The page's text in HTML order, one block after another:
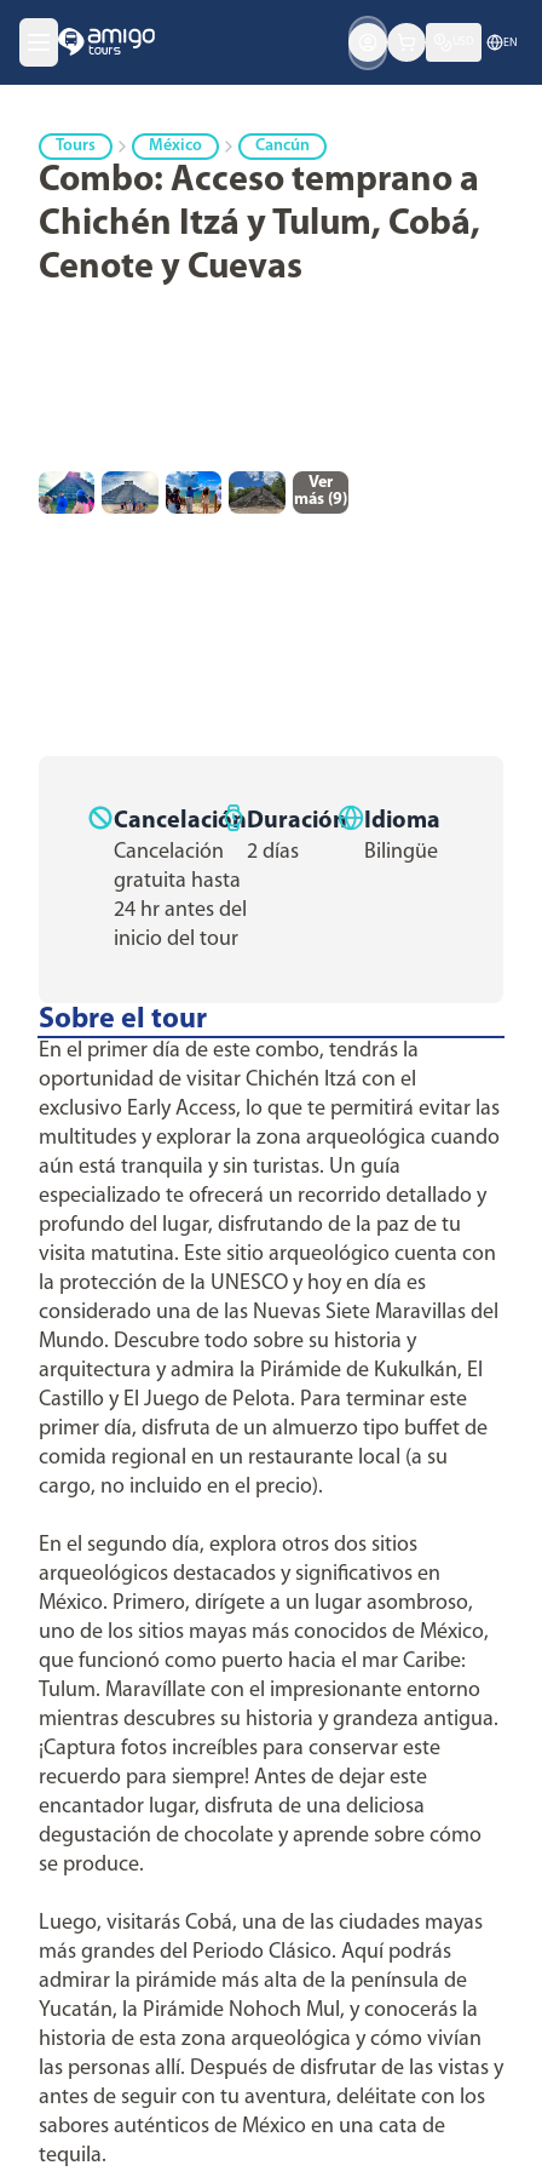
EN
Tours México Cancún
Combo: Acceso temprano a
Chichén Itzá y Tulum, Cobá,
Cenote y Cuevas
Ver
más (9)
Cancelación
Cancelación
gratuita hasta
24 hr antes del
inicio del tour
Duración
2 días
Idioma
Bilingüe
Sobre el tour
En el primer día de este combo, tendrás la
oportunidad de visitar Chichén Itzá con el
exclusivo Early Access, lo que te permitirá evitar las
multitudes y explorar la zona arqueológica cuando
aún está tranquila y sin turistas. Un guía
especializado te ofrecerá un recorrido detallado y
profundo del lugar, disfrutando de la paz de tu
visita matutina. Este sitio arqueológico cuenta con
la protección de la UNESCO y hoy en día es
considerado una de las Nuevas Siete Maravillas del
Mundo. Descubre todo sobre su historia y
arquitectura y admira la Pirámide de Kukulkán, El
Castillo y El Juego de Pelota. Para terminar este
primer día, disfruta de un almuerzo tipo buffet de
comida regional en un restaurante local (a su
cargo, no incluido en el precio).
En el segundo día, explora otros dos sitios
arqueológicos destacados y significativos en
México. Primero, dirígete a un lugar asombroso,
uno de los sitios mayas más conocidos de México,
que funcionó como puerto hacia el mar Caribe:
Tulum. Maravíllate con el impresionante entorno
mientras descubres su historia y grandeza antigua.
¡Captura fotos increíbles para conservar este
recuerdo para siempre! Antes de dejar este
encantador lugar, disfruta de una deliciosa
degustación de chocolate y aprende sobre cómo
se produce.
Luego, visitarás Cobá, una de las ciudades mayas
más grandes del Periodo Clásico. Aquí podrás
admirar la pirámide más alta de la península de
Yucatán, la Pirámide Nohoch Mul, y conocerás la
historia de esta zona arqueológica y cómo vivían
las personas allí. Después de disfrutar de las vistas y
antes de seguir con tu aventura, deléitate con los
sabores auténticos de México en una cata de
tequila.